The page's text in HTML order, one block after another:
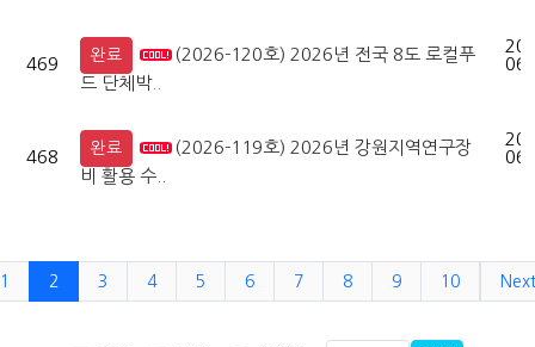
469 완료
(2026-120호) 2026년 전국 8도 로컬푸
드 단체박..
468 완료
(2026-119호) 2026년 강원지역연구장
비 활용 수..
1 2 3 4 5 6 7 8 9 10 Next